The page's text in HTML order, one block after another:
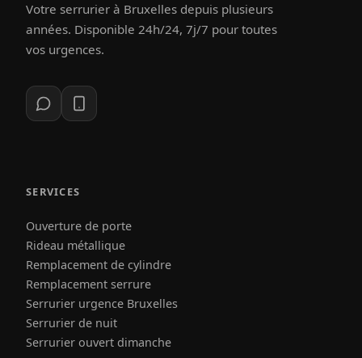
Votre serrurier à Bruxelles depuis plusieurs
années. Disponible 24h/24, 7j/7 pour toutes
vos urgences.
SERVICES
Ouverture de porte
Rideau métallique
Remplacement de cylindre
Remplacement serrure
Serrurier urgence Bruxelles
Serrurier de nuit
Serrurier ouvert dimanche